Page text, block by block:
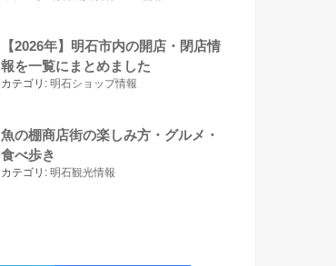
【2026年】明石市内の開店・閉店情
報を一覧にまとめました
カテゴリ: 明石ショップ情報
魚の棚商店街の楽しみ方・グルメ・
食べ歩き
カテゴリ: 明石観光情報